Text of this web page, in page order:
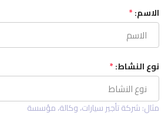
الاسم:*
نوع النشاط:*
مثال: شركة تأجير سيارات، وكالة، مؤسسة